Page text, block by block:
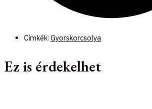
Címkék: Gyorskorcsolya
Ez is érdekelhet